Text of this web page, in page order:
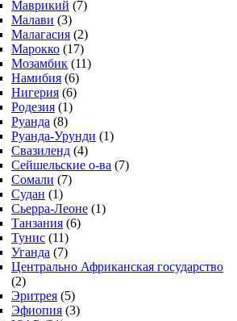
Маврикий (7)
Малави (3)
Малагасия (2)
Марокко (17)
Мозамбик (11)
Намибия (6)
Нигерия (6)
Родезия (1)
Руанда (8)
Руанда-Урунди (1)
Свазиленд (4)
Сейшельские о-ва (7)
Сомали (7)
Судан (1)
Сьерра-Леоне (1)
Танзания (6)
Тунис (11)
Уганда (7)
Центрально Африканская государство
(2)
Эритрея (5)
Эфиопия (3)